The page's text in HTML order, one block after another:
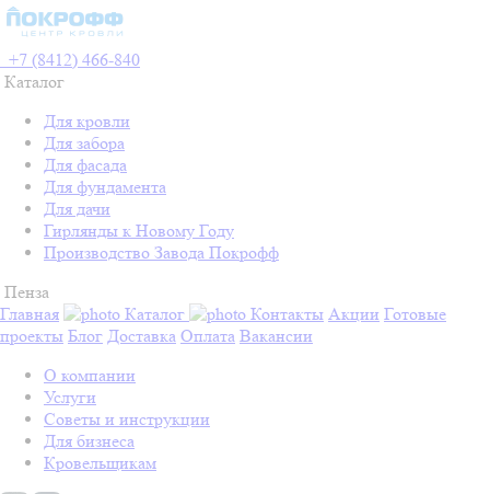
+7 (8412) 466-840
Каталог
Для кровли
Для забора
Для фасада
Для фундамента
Для дачи
Гирлянды к Новому Году
Производство Завода Покрофф
Пенза
Главная
Каталог Контакты Акции Готовые
проекты Блог Доставка Оплата Вакансии
О компании
Услуги
Советы и инструкции
Для бизнеса
Кровельщикам